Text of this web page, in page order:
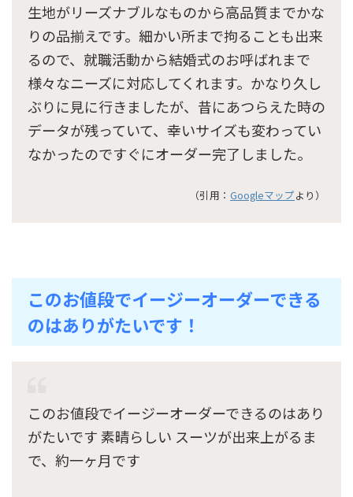
生地がリーズナブルなものから高品質までかな
りの品揃えです。細かい所まで拘ることも出来
るので、就職活動から結婚式のお呼ばれまで
様々なニーズに対応してくれます。かなり久し
ぶりに見に行きましたが、昔にあつらえた時の
データが残っていて、幸いサイズも変わってい
なかったのですぐにオーダー完了しました。
（引用： Googleマップより）
このお値段でイージーオーダーできる
のはありがたいです！
このお値段でイージーオーダーできるのはあり
がたいです 素晴らしい スーツが出来上がるま
で、約一ヶ月です